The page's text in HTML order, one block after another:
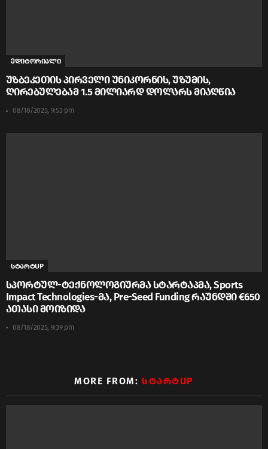
ედიტორიალი
უზბეკეთის პირველი უნიკორნის, უზუმის,
ღირებულებამ 1.5 მილიარდ დოლარს მიაღწია
08/18/2025, 9:53 pm
სტარტUP
სპორტულ-ტექნოლოგიურმა სტარტაპმა, Sports
Impact Technologies-მა, Pre-Seed Funding რაუნდში €650
ათასი მოიზიდა
08/18/2025, 9:39 pm
MORE FROM:ᲡᲢᲐᲠᲢUP